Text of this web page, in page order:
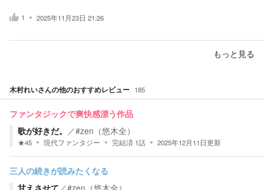
1 2025年11月23日 21:26
もっと見る
木村れいさんの他のおすすめレビュー 185
ファンタジックで爽快感漂う作品
歌が好きだ。 ／#zen（悠木全）
★45 現代ファンタジー 完結済 1話 2025年12月11日更新
三人の続きが読みたくなる
甘えさせて ／#zen（悠木全）